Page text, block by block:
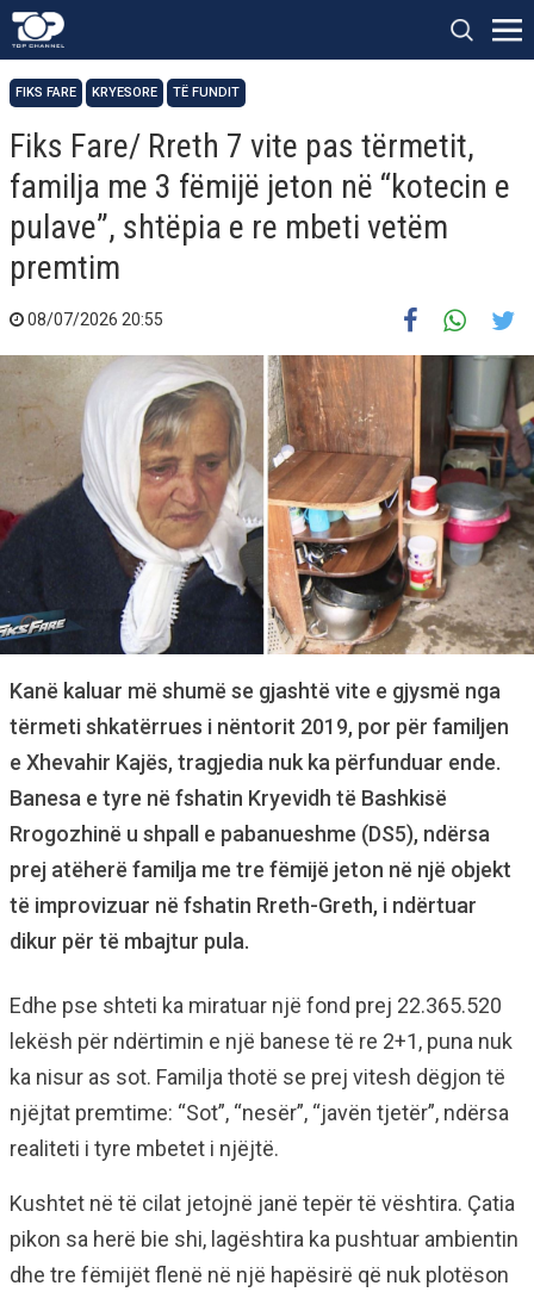
FIKS FARE KRYESORE TË FUNDIT
Fiks Fare/ Rreth 7 vite pas tërmetit,
familja me 3 fëmijë jeton në “kotecin e
pulave”, shtëpia e re mbeti vetëm
premtim
08/07/2026 20:55
Kanë kaluar më shumë se gjashtë vite e gjysmë nga
tërmeti shkatërrues i nëntorit 2019, por për familjen
e Xhevahir Kajës, tragjedia nuk ka përfunduar ende.
Banesa e tyre në fshatin Kryevidh të Bashkisë
Rrogozhinë u shpall e pabanueshme (DS5), ndërsa
prej atëherë familja me tre fëmijë jeton në një objekt
të improvizuar në fshatin Rreth-Greth, i ndërtuar
dikur për të mbajtur pula.
Edhe pse shteti ka miratuar një fond prej 22.365.520
lekësh për ndërtimin e një banese të re 2+1, puna nuk
ka nisur as sot. Familja thotë se prej vitesh dëgjon të
njëjtat premtime: “Sot”, “nesër”, “javën tjetër”, ndërsa
realiteti i tyre mbetet i njëjtë.
Kushtet në të cilat jetojnë janë tepër të vështira. Çatia
pikon sa herë bie shi, lagështira ka pushtuar ambientin
dhe tre fëmijët flenë në një hapësirë që nuk plotëson